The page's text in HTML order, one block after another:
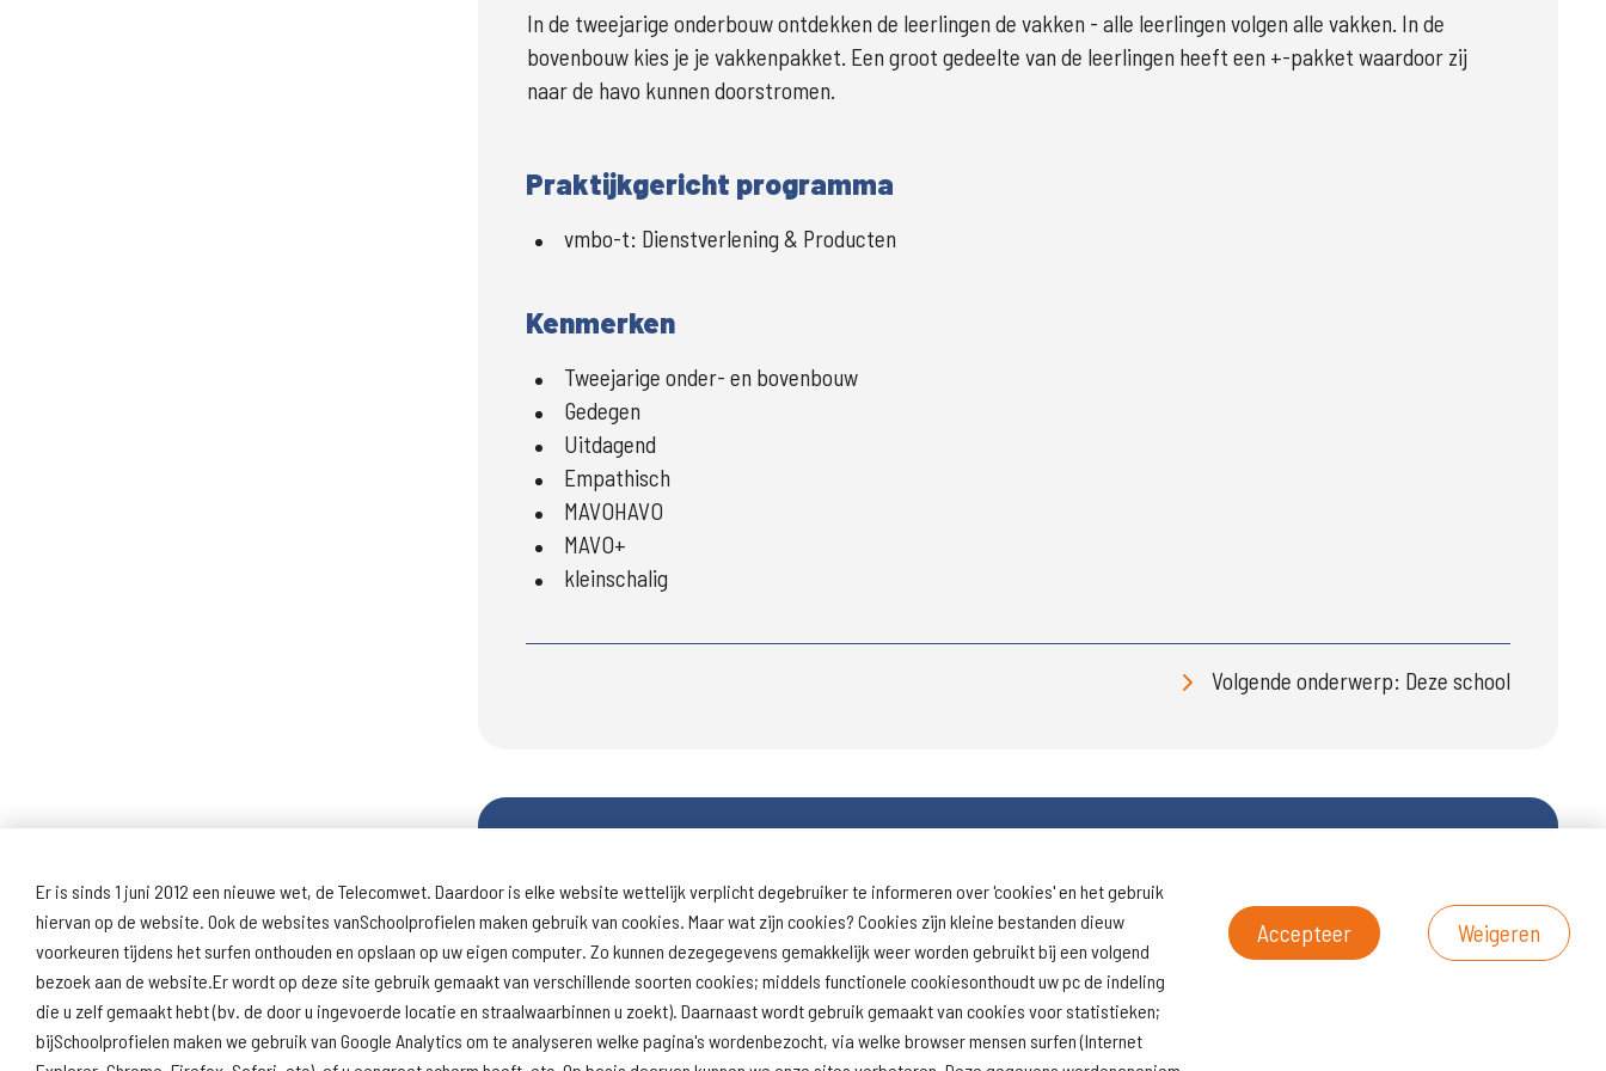
Er is sinds 1 juni 2012 een nieuwe wet, de Telecomwet. Daardoor is elke website wettelijk verplicht degebruiker te informeren over 'cookies' en het gebruik
hiervan op de website. Ook de websites vanSchoolprofielen maken gebruik van cookies. Maar wat zijn cookies? Cookies zijn kleine bestanden dieuw
voorkeuren tijdens het surfen onthouden en opslaan op uw eigen computer. Zo kunnen dezegegevens gemakkelijk weer worden gebruikt bij een volgend
bezoek aan de website.Er wordt op deze site gebruik gemaakt van verschillende soorten cookies; middels functionele cookiesonthoudt uw pc de indeling
die u zelf gemaakt hebt (bv. de door u ingevoerde locatie en straalwaarbinnen u zoekt). Daarnaast wordt gebruik gemaakt van cookies voor statistieken;
bijSchoolprofielen maken we gebruik van Google Analytics om te analyseren welke pagina's wordenbezocht, via welke browser mensen surfen (Internet
Accepteer Weigeren
In de tweejarige onderbouw ontdekken de leerlingen de vakken - alle leerlingen volgen alle vakken. In de
bovenbouw kies je je vakkenpakket. Een groot gedeelte van de leerlingen heeft een +-pakket waardoor zij
naar de havo kunnen doorstromen.
Praktijkgericht programma
vmbo-t: Dienstverlening & Producten
Kenmerken
Tweejarige onder- en bovenbouw
Gedegen
Uitdagend
Empathisch
MAVOHAVO
MAVO+
kleinschalig
Volgende onderwerp: Deze school
Download schoolprofiel
Naar schoolresultaten
(inspectie)
Naar
scholenopdekaart.nl